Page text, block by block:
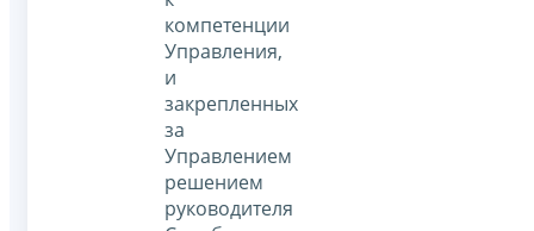
компетенции
Управления,
и
закрепленных
за
Управлением
решением
руководителя